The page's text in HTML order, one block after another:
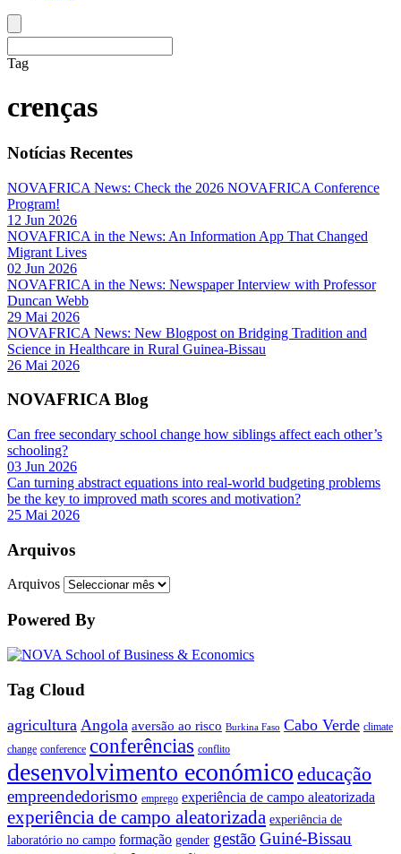
Tag
crenças
Notícias Recentes
NOVAFRICA News: Check the 2026 NOVAFRICA Conference
Program!
12 Jun 2026
NOVAFRICA in the News: An Information App That Changed
Migrant Lives
02 Jun 2026
NOVAFRICA in the News: Newspaper Interview with Professor
Duncan Webb
29 Mai 2026
NOVAFRICA News: New Blogpost on Bridging Tradition and
Science in Healthcare in Rural Guinea-Bissau
26 Mai 2026
NOVAFRICA Blog
Can free secondary school change how siblings affect each other’s
schooling?
03 Jun 2026
Can turning abstract equations into real-world budgeting problems
be the key to improved math scores and motivation?
25 Mai 2026
Arquivos
Arquivos
Powered By
Tag Cloud
agricultura Angola aversão ao risco Burkina Faso Cabo Verde climate
change conference conferências conflito
desenvolvimento económico educação
empreendedorismo emprego experiência de campo aleatorizada
experiência de campo aleatorizada experiência de
laboratório no campo formação gender gestão Guiné-Bissau